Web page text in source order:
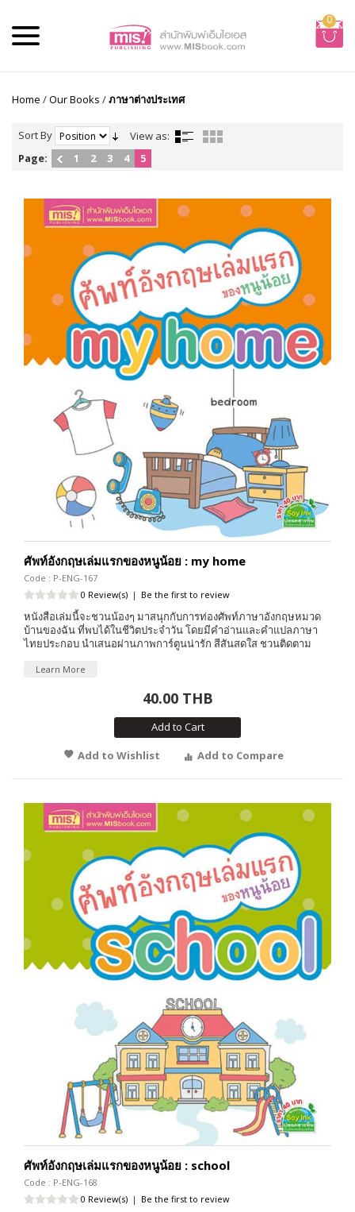
0
Home /Our Books /ภาษาต่างประเทศ
Sort By
View as:
Page:
1 2 3 4 5
ศัพท์อังกฤษเล่มแรกของหนูน้อย : my home
Code : P-ENG-167
0 Review(s) | Be the first to review
หนังสือเล่มนี้จะชวนน้องๆ มาสนุกกับการท่องศัพท์ภาษาอังกฤษหมวด
บ้านของฉัน ที่พบได้ในชีวิตประจำวัน โดยมีคำอ่านและคำแปลภาษา
ไทยประกอบ นำเสนอผ่านภาพการ์ตูนน่ารัก สีสันสดใส ชวนติดตาม
Learn More
40.00 THB
Add to Cart
Add to Wishlist
Add to Compare
ศัพท์อังกฤษเล่มแรกของหนูน้อย : school
Code : P-ENG-168
0 Review(s) | Be the first to review